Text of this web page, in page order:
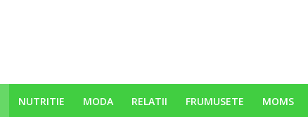
NUTRITIE MODA RELATII FRUMUSETE MOMS